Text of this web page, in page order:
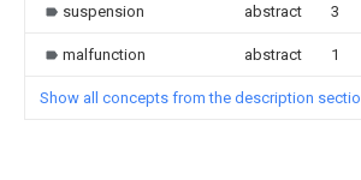
suspension abstract 3
malfunction abstract 1
Show all concepts from the description